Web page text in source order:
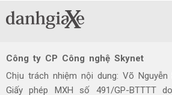
Công ty CP Công nghệ Skynet
Chịu trách nhiệm nội dung: Võ Nguyễn
Giấy phép MXH số 491/GP-BTTTT